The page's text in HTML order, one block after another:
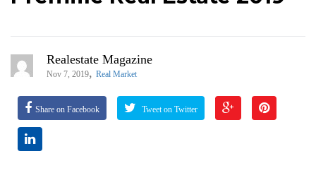
Realestate Magazine
Nov 7, 2019, Real Market
Share on Facebook Tweet on Twitter